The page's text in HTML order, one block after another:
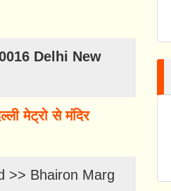
Delhi New
मेट्रो से मंदिर
>> Bhairon Marg